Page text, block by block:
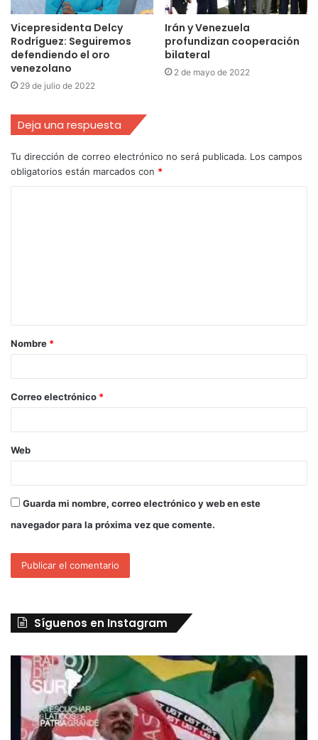
Vicepresidenta Delcy
Rodríguez: Seguiremos
defendiendo el oro
venezolano
29 de julio de 2022
Irán y Venezuela
profundizan cooperación
bilateral
2 de mayo de 2022
Deja una respuesta
Tu dirección de correo electrónico no será publicada. Los campos
obligatorios están marcados con *
Nombre *
Correo electrónico *
Web
Guarda mi nombre, correo electrónico y web en este
navegador para la próxima vez que comente.
Síguenos en Instagram